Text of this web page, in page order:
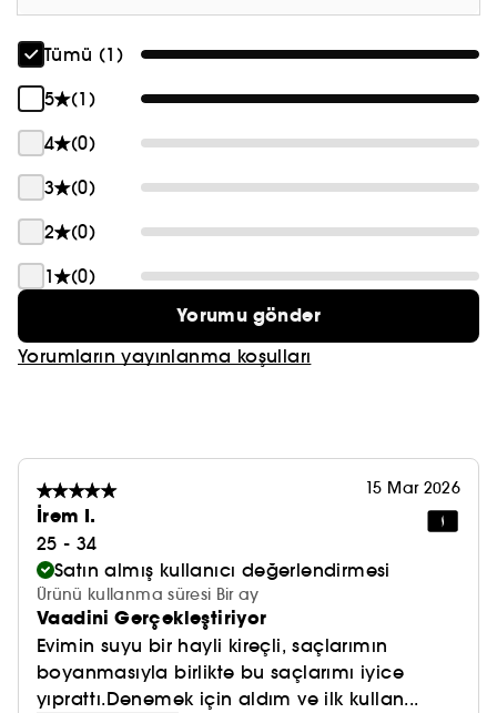
Tümü (1)
5
(1)
4
(0)
3
(0)
2
(0)
1
(0)
Yorumu gönder
Yorumların yayınlanma koşulları
15 Mar 2026
İrem I.
25 - 34
Satın almış kullanıcı değerlendirmesi
Ürünü kullanma süresi Bir ay
Vaadini Gerçekleştiriyor
Evimin suyu bir hayli kireçli, saçlarımın
boyanmasıyla birlikte bu saçlarımı iyice
yıprattı.Denemek için aldım ve ilk kullan...